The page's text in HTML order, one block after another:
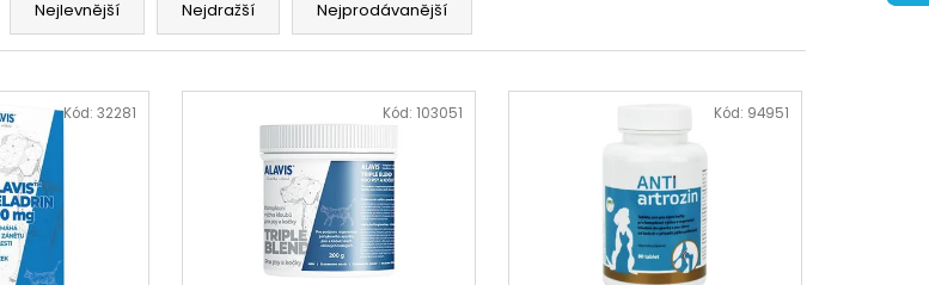
Nejlevnější Nejdražší Nejprodávanější
Kód:32281 Kód: 103051 Kód: 94951